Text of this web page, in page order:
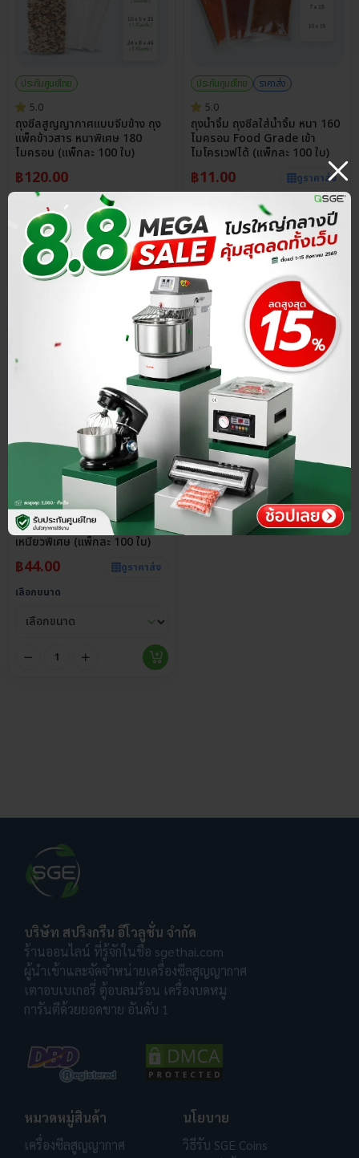
ประกันศูนย์ไทย
5.0
ถุงซีลสูญญากาศแบบจีบข้าง ถุง
แพ็คข้าวสาร หนาพิเศษ 180
ไมครอน (แพ็กละ 100 ใบ)
฿120.00
ประกันศูนย์ไทย
ราคาส่ง
5.0
ถุงน้ำจิ้ม ถุงซีลใส่น้ำจิ้ม หนา 160
ไมครอน Food Grade เข้า
ไมโครเวฟได้ (แพ็กละ 100 ใบ)
฿11.00
ดูราคาส่ง
ประกันศูนย์ไทย
ราคาส่ง
ถุงสุญญากาศไนล่อน ถุงซีลสูญ
ญากาศแช่แข็ง หนา 160 ไมครอน
เหนียวพิเศษ (แพ็กละ 100 ใบ)
฿44.00
ดูราคาส่ง
เลือกขนาด
บริษัท สปริงกรีน อีโวลูชั่น จำกัด
ร้านออนไลน์ ที่รู้จักในชื่อ sgethai.com
ผู้นำเข้าและจัดจำหน่ายเครื่องซีลสูญญากาศ
เตาอบเบเกอรี่ ตู้อบลมร้อน เครื่องบดหมู
การันตีด้วยยอดขาย อันดับ 1
หมวดหมู่สินค้า
เครื่องซีลสูญญากาศ
นโยบาย
วิธีรับ SGE Coins